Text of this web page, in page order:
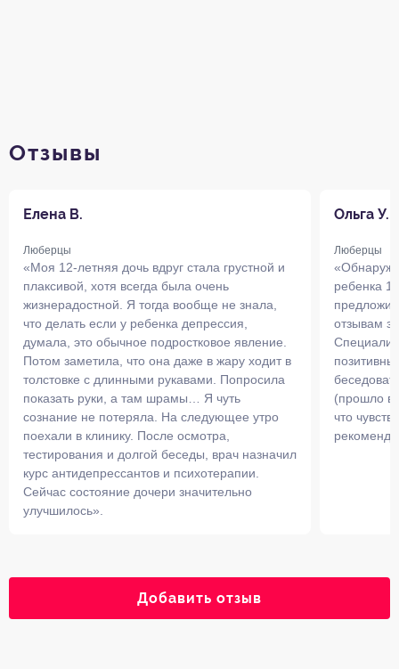
Отзывы
Елена В.
Люберцы
«Моя 12-летняя дочь вдруг стала грустной и
плаксивой, хотя всегда была очень
жизнерадостной. Я тогда вообще не знала,
что делать если у ребенка депрессия,
думала, это обычное подростковое явление.
Потом заметила, что она даже в жару ходит в
толстовке с длинными рукавами. Попросила
показать руки, а там шрамы… Я чуть
сознание не потеряла. На следующее утро
поехали в клинику. После осмотра,
тестирования и долгой беседы, врач назначил
курс антидепрессантов и психотерапии.
Сейчас состояние дочери значительно
улучшилось».
Ольга У.
Люберцы
ребенка
отзывам
(прошло
что
Добавить отзыв